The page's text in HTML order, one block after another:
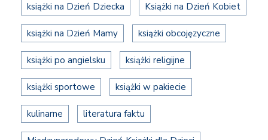
książki na Dzień Dziecka Książki na Dzień Kobiet
książki na Dzień Mamy książki obcojęzyczne
książki po angielsku książki religijne
książki sportowe książki w pakiecie
kulinarne literatura faktu